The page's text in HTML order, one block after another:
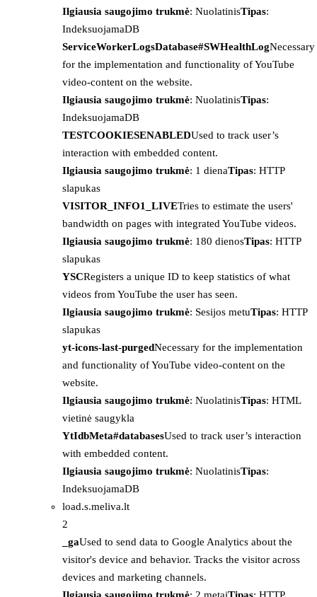
Ilgiausia saugojimo trukmė: NuolatinisTipas:
IndeksuojamaDB
ServiceWorkerLogsDatabase#SWHealthLogNecessary
for the implementation and functionality of YouTube
video-content on the website.
Ilgiausia saugojimo trukmė: NuolatinisTipas:
IndeksuojamaDB
TESTCOOKIESENABLEDUsed to track user’s
interaction with embedded content.
Ilgiausia saugojimo trukmė: 1 dienaTipas: HTTP
slapukas
VISITOR_INFO1_LIVETries to estimate the users'
bandwidth on pages with integrated YouTube videos.
Ilgiausia saugojimo trukmė: 180 dienosTipas: HTTP
slapukas
YSCRegisters a unique ID to keep statistics of what
videos from YouTube the user has seen.
Ilgiausia saugojimo trukmė: Sesijos metuTipas: HTTP
slapukas
yt-icons-last-purgedNecessary for the implementation
and functionality of YouTube video-content on the
website.
Ilgiausia saugojimo trukmė: NuolatinisTipas: HTML
vietinė saugykla
YtIdbMeta#databasesUsed to track user’s interaction
with embedded content.
Ilgiausia saugojimo trukmė: NuolatinisTipas:
IndeksuojamaDB
load.s.meliva.lt
2
_gaUsed to send data to Google Analytics about the
visitor's device and behavior. Tracks the visitor across
devices and marketing channels.
Ilgiausia saugojimo trukmė: 2 metaiTipas: HTTP